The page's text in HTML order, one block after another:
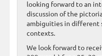
looking forward to an
discussion of the
ambiguities in different
contexts.
We look forward to